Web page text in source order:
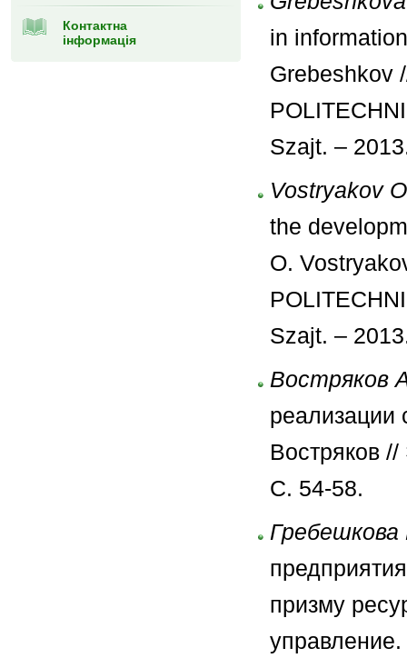
Контактна
інформація
in
Grebeshkov
Szajt. –
Vostryakov
the
O.
Szajt. –
Востряков
реализации
Востряков
С. 54-58.
призму